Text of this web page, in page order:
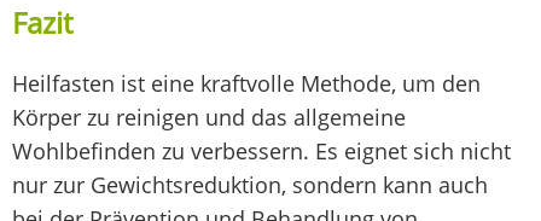
Fazit
Heilfasten ist eine kraftvolle Methode, um den
Körper zu reinigen und das allgemeine
Wohlbefinden zu verbessern. Es eignet sich nicht
nur zur Gewichtsreduktion, sondern kann auch